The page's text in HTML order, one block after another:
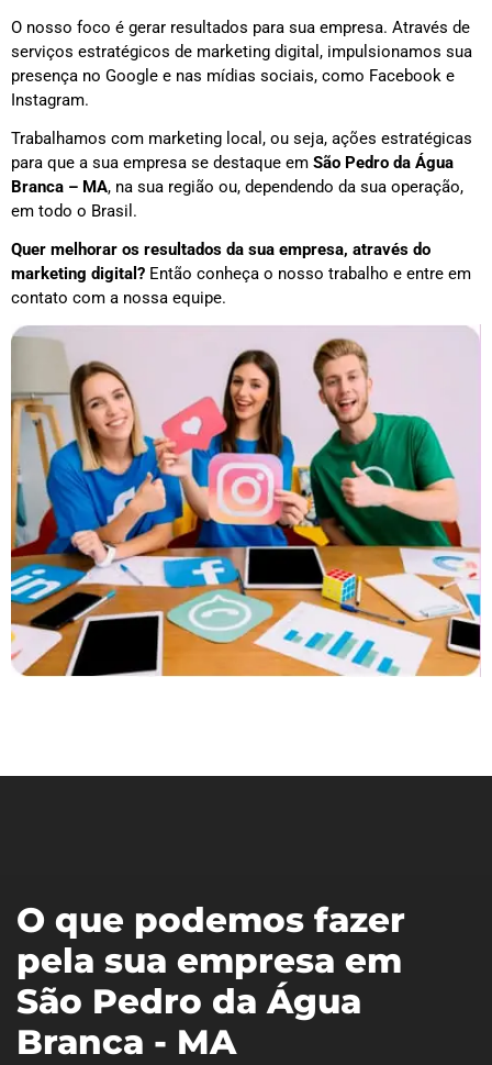
O nosso foco é gerar resultados para sua empresa. Através de
serviços estratégicos de marketing digital, impulsionamos sua
presença no Google e nas mídias sociais, como Facebook e
Instagram.
Trabalhamos com marketing local, ou seja, ações estratégicas
para que a sua empresa se destaque em São Pedro da Água
Branca – MA, na sua região ou, dependendo da sua operação,
em todo o Brasil.
Quer melhorar os resultados da sua empresa, através do
marketing digital? Então conheça o nosso trabalho e entre em
contato com a nossa equipe.
O que podemos fazer
pela sua empresa em
São Pedro da Água
Branca - MA